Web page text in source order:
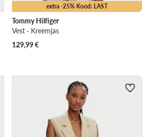
extra -25% Kood: LAST
Tommy Hilfiger
Vest · Kreemjas
129,99€